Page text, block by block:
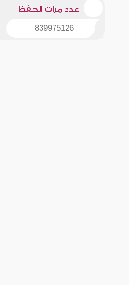
عدد مرات الحفظ
839975126